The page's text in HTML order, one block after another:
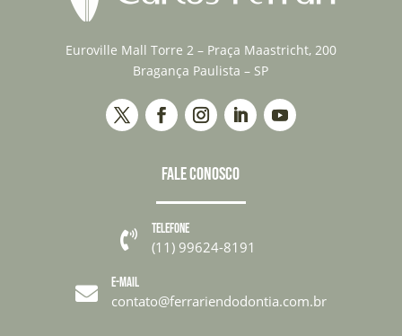
Euroville Mall Torre 2 – Praça Maastricht, 200
Bragança Paulista – SP
FALE CONOSCO
 TELEFONE
(11) 99624-8191
 E-MAIL
contato@ferrariendodontia.com.br